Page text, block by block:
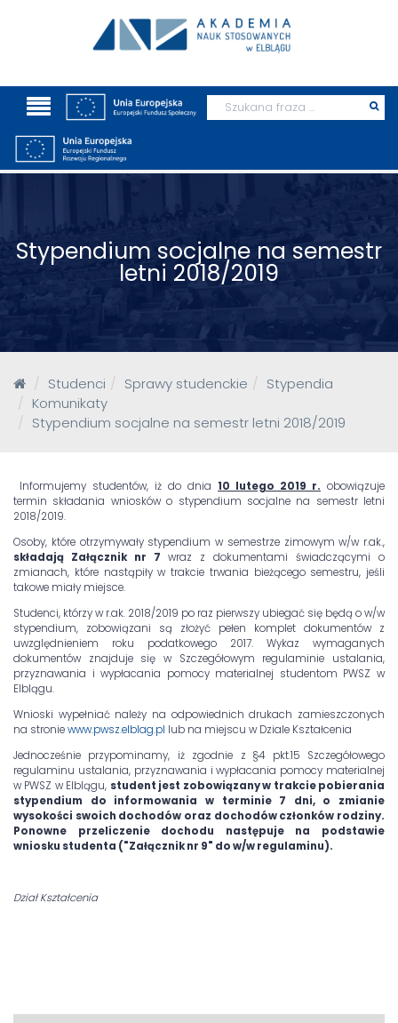
Wyszukaj
Stypendium socjalne na semestr
letni 2018/2019
Studenci Sprawy studenckie
Stypendia
Komunikaty
Stypendium socjalne na semestr letni 2018/2019
Informujemy studentów, iż do dnia 10 lutego 2019 r. obowiązuje
termin składania wniosków o stypendium socjalne na semestr letni
2018/2019.
Osoby, które otrzymywały stypendium w semestrze zimowym w/w r.ak.,
składają Załącznik nr 7 wraz z dokumentami świadczącymi o
zmianach, które nastąpiły w trakcie trwania bieżącego semestru, jeśli
takowe miały miejsce.
Studenci, którzy w r.ak. 2018/2019 po raz pierwszy ubiegać się będą o w/w
stypendium, zobowiązani są złożyć pełen komplet dokumentów z
uwzględnieniem roku podatkowego 2017. Wykaz wymaganych
dokumentów znajduje się w Szczegółowym regulaminie ustalania,
przyznawania i wypłacania pomocy materialnej studentom PWSZ w
Elblągu.
Wnioski wypełniać należy na odpowiednich drukach zamieszczonych
na stroniewww.pwsz.elblag.pl lub na miejscu w Dziale Kształcenia
Jednocześnie przypominamy, iż zgodnie z §4 pkt.15 Szczegółowego
regulaminu ustalania, przyznawania i wypłacania pomocy materialnej
w PWSZ w Elblągu, student jest zobowiązany w trakcie pobierania
stypendium do informowania w terminie 7 dni, o zmianie
wysokości swoich dochodów oraz dochodów członków rodziny.
Ponowne przeliczenie dochodu następuje na podstawie
wniosku studenta ("Załącznik nr 9" do w/w regulaminu).
Dział Kształcenia